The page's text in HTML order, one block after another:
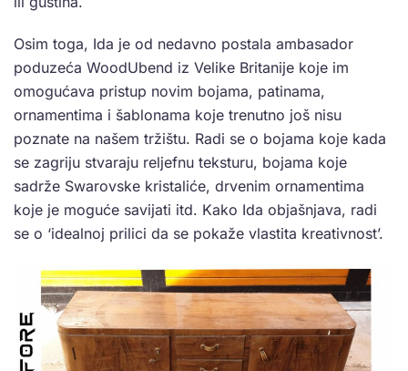
Osim toga, Ida je od nedavno postala ambasador
poduzeća WoodUbend iz Velike Britanije koje im
omogućava pristup novim bojama, patinama,
ornamentima i šablonama koje trenutno još nisu
poznate na našem tržištu. Radi se o bojama koje kada
se zagriju stvaraju reljefnu teksturu, bojama koje
sadrže Swarovske kristaliće, drvenim ornamentima
koje je moguće savijati itd. Kako Ida objašnjava, radi
se o ‘idealnoj prilici da se pokaže vlastita kreativnost’.